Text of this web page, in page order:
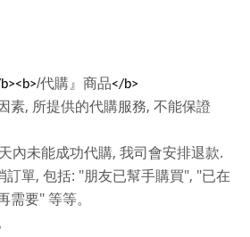
/代購』商品</b>
素, 所提供的代購服務, 不能保證
天內未能成功代購, 我司會安排退款.
訂單, 包括: "朋友已幫手購買", "已在
需要" 等等。